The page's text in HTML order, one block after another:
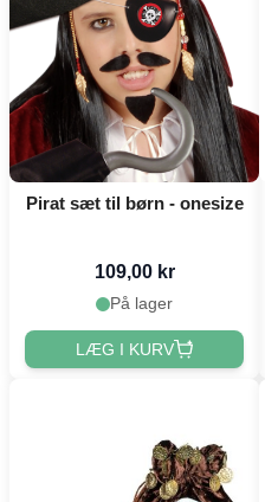
Pirat sæt til børn - onesize
109,00 kr
På lager
LÆG I KURV